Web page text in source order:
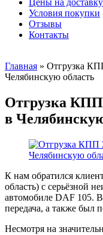
Цены на доставку
Условия покупки
Отзывы
Контакты
Главная » Отгрузка
Челябинскую область
Отгрузка КПП
в
К нам обратился
область) с серьёзной
автомобиле DAF 105.
передача, а также был
Несмотря на